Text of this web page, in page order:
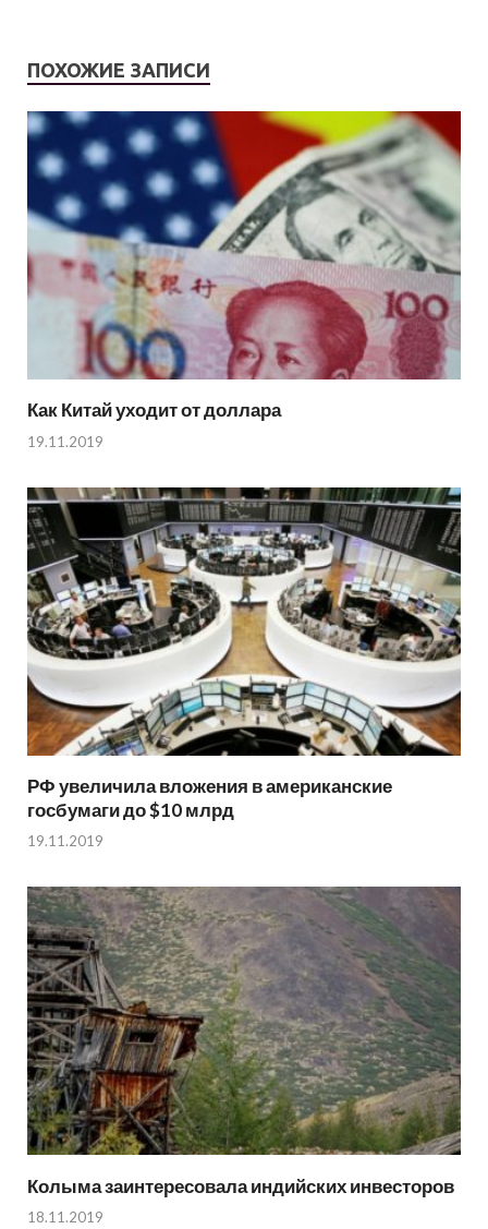
ПОХОЖИЕ ЗАПИСИ
Как Китай уходит от доллара
19.11.2019
РФ увеличила вложения в американские
госбумаги до $10 млрд
19.11.2019
Колыма заинтересовала индийских инвесторов
18.11.2019